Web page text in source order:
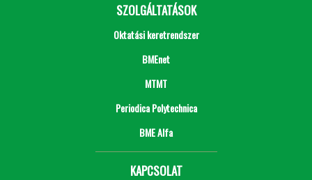
SZOLGÁLTATÁSOK
Oktatási keretrendszer
BMEnet
MTMT
Periodica Polytechnica
BME Alfa
KAPCSOLAT